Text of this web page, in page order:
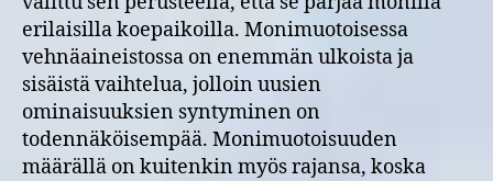
erilaisilla koepaikoilla. Monimuotoisessa
vehnäaineistossa on enemmän ulkoista ja
sisäistä vaihtelua, jolloin uusien
ominaisuuksien syntyminen on
todennäköisempää. Monimuotoisuuden
määrällä on kuitenkin myös rajansa, koska